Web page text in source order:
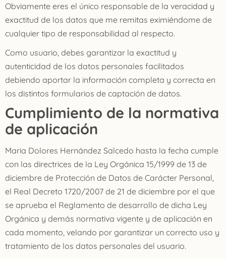
Obviamente eres el único responsable de la veracidad y
exactitud de los datos que me remitas eximiéndome de
cualquier tipo de responsabilidad al respecto.
Como usuario, debes garantizar la exactitud y
autenticidad de los datos personales facilitados
debiendo aportar la información completa y correcta en
los distintos formularios de captación de datos.
Cumplimiento de la normativa
de aplicación
Maria Dolores Hernández Salcedo hasta la fecha cumple
con las directrices de la Ley Orgánica 15/1999 de 13 de
diciembre de Protección de Datos de Carácter Personal,
el Real Decreto 1720/2007 de 21 de diciembre por el que
se aprueba el Reglamento de desarrollo de dicha Ley
Orgánica y demás normativa vigente y de aplicación en
cada momento, velando por garantizar un correcto uso y
tratamiento de los datos personales del usuario.